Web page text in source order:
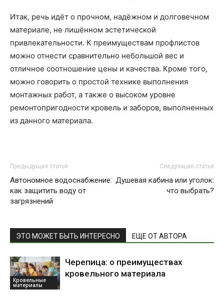
Итак, речь идёт о прочном, надёжном и долговечном
материале, не лишённом эстетической
привлекательности. К преимуществам профлистов
можно отнести сравнительно небольшой вес и
отличное соотношение цены и качества. Кроме того,
можно говорить о простой технике выполнения
монтажных работ, а также о высоком уровне
ремонтопригодности кровель и заборов, выполненных
из данного материала.
Предыдущая статья
Автономное водоснабжение:
как защитить воду от
загрязнений
Следующая статья
Душевая кабина или уголок:
что выбрать?
ЭТО МОЖЕТ БЫТЬ ИНТЕРЕСНО ЕЩЕ ОТ АВТОРА
Кровельные
материалы
Черепица: о преимуществах
кровельного материала